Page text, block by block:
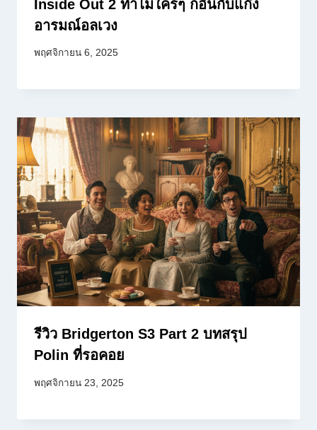
Inside Out 2 ทำไมใครๆ ก็อินกับแก๊ง
อารมณ์อลเวง
พฤศจิกายน 6, 2025
รีวิว Bridgerton S3 Part 2 บทสรุป
Polin ที่รอคอย
พฤศจิกายน 23, 2025